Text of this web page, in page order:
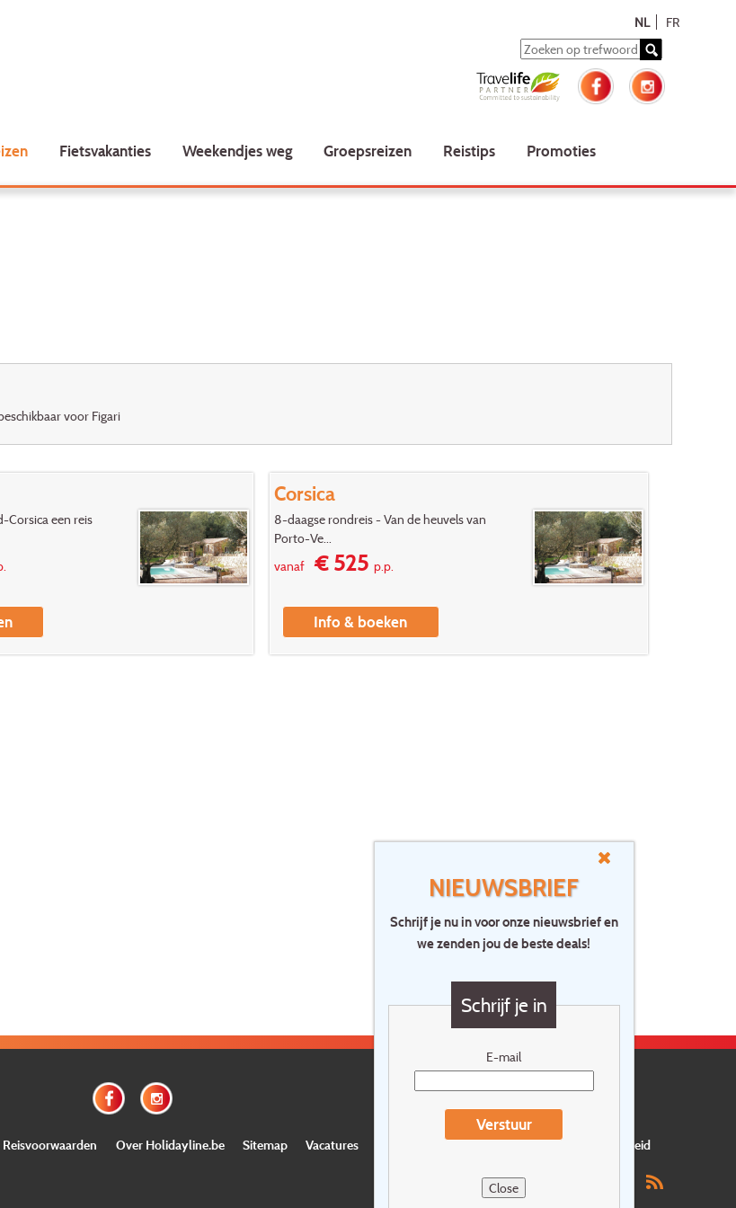
NIEUWSBRIEF
Schrijf je nu in voor onze nieuwsbrief en
we zenden jou de beste deals!
Schrijf je in
E-mail
Verstuur
Close
NL FR
Fietsvakanties Weekendjes weg Groepsreizen Reistips Promoties
voor Figari
Corsica een reis
Corsica
8-daagse rondreis - Van de heuvels van
Porto-Ve...
vanaf € 525 p.p.
Info & boeken
Reisvoorwaarden Over Holidayline.be Sitemap Vacatures Privacyverklaring Verzekering Duurzaamheid